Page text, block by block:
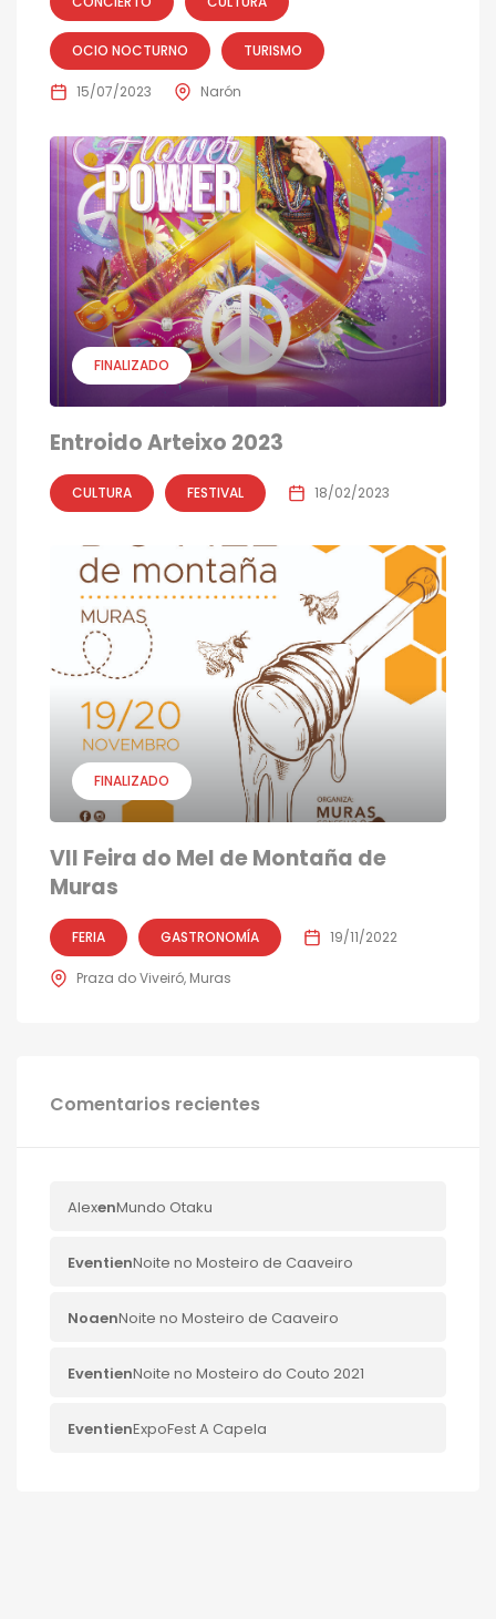
OCIO NOCTURNO TURISMO
15/07/2023 Narón
FINALIZADO
Entroido Arteixo 2023
CULTURA FESTIVAL 18/02/2023
FINALIZADO
VII Feira do Mel de Montaña de
Muras
FERIA GASTRONOMÍA 19/11/2022
Praza do Viveiró, Muras
Comentarios recientes
AlexenMundo Otaku
EventienNoite no Mosteiro de Caaveiro
NoaenNoite no Mosteiro de Caaveiro
EventienNoite no Mosteiro do Couto 2021
EventienExpoFest A Capela